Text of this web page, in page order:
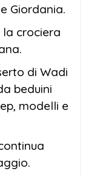
Giordania.
la crociera
di Wadi
beduini
modelli e